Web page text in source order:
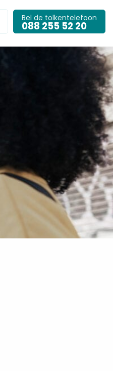
Bel de tolkentelefoon